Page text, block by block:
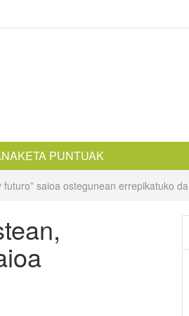
PUNTUAK
saioa ostegunean errepikatuko da